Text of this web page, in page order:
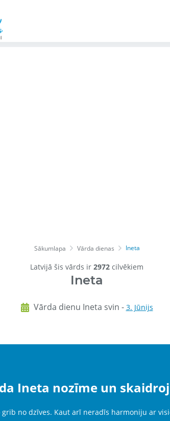
Sākumlapa Vārda dienas Ineta
Latvijā šis vārds ir 2972 cilvēkiem
Ineta
Vārda dienu Ineta svin - 3. Jūnijs
Ineta nozīme un
grib no dzīves. Kaut arī neradīs harmoniju ar